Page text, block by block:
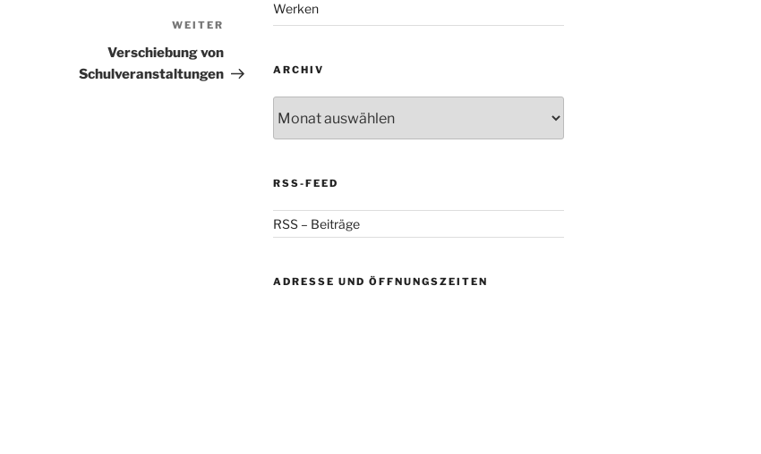
Nächster
Beitrag
WEITER
Verschiebung von
Schulveranstaltungen
Werken
ARCHIV
RSS-FEED
RSS – Beiträge
ADRESSE UND ÖFFNUNGSZEITEN